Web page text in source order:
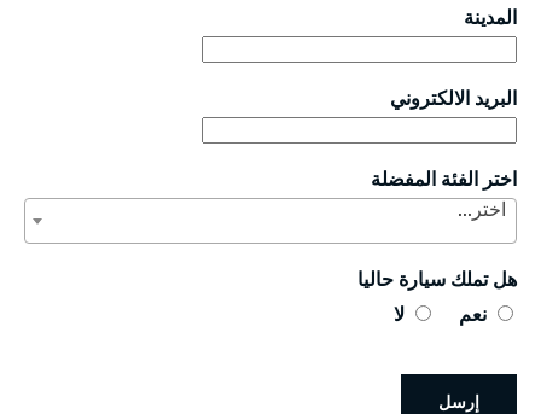
المدينة
البريد الالكتروني
اختر الفئة المفضلة
اختر...
هل تملك سيارة حاليا
نعم
لا
إرسل